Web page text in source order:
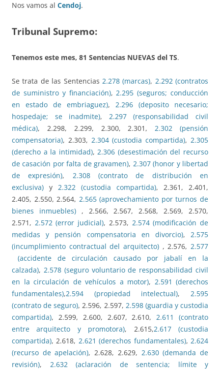
Nos vamos al Cendoj.
Tribunal Supremo:
Tenemos este mes, 81 Sentencias NUEVAS del TS.
Se trata de las Sentencias 2.278 (marcas), 2.292 (contratos
de suministro y financiación),2.295 (seguros; conducción
en estado de embriaguez), 2.296 (deposito necesario;
hospedaje; se inadmite), 2.297 (responsabilidad civil
médica), 2.298, 2.299, 2.300, 2.301,2.302 (pensión
compensatoria), 2.303, 2.304 (custodia compartida), 2.305
(derecho a la intimidad),2.306 (desestimación del recurso
de casación por falta de gravamen), 2.307 (honor y libertad
de expresión), 2.308 (contrato de distribución en
exclusiva) y 2.322 (custodia compartida), 2.361, 2.401,
2.405, 2.550, 2.564, 2.565 (aprovechamiento por turnos de
bienes inmuebles) , 2.566, 2.567, 2.568, 2.569, 2.570,
2.571, 2.572 (error judicial), 2.573, 2.574 (modificación de
medidas y pensión compensatoria en divorcio),2.575
(incumplimiento contractual del arquitecto) , 2.576,2.577
(accidente de circulación causado por jabalí en la
calzada), 2.578 (seguro voluntario de responsabilidad civil
en la circulación de vehículos a motor), 2.591 (derechos
fundamentales),2.594 (propiedad intelectual),2.595
(contrato de seguro), 2.596, 2.597, 2.598 (guardia y custodia
compartida), 2.599, 2.600, 2.607, 2.610,2.611 (contrato
entre arquitecto y promotora), 2.615,2.617 (custodia
compartida), 2.618, 2.621 (derechos fundamentales),2.624
(recurso de apelación), 2.628, 2.629, 2.630 (demanda de
revisión), 2.632 (aclaración de sentencia; límite y